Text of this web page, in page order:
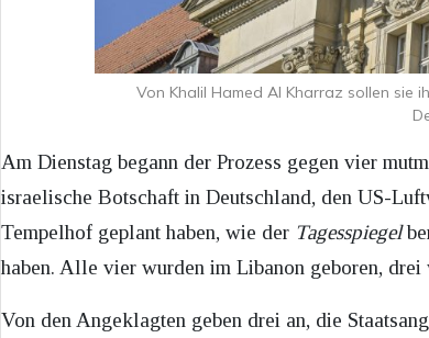
Von Khalil Hamed Al Kharraz sollen sie
Am Dienstag begann der Prozess gegen vier
israelische Botschaft in Deutschland, den US-
Tempelhof geplant haben, wie der Tagesspiegel
haben. Alle vier wurden im Libanon geboren,
Von den Angeklagten geben drei an, die